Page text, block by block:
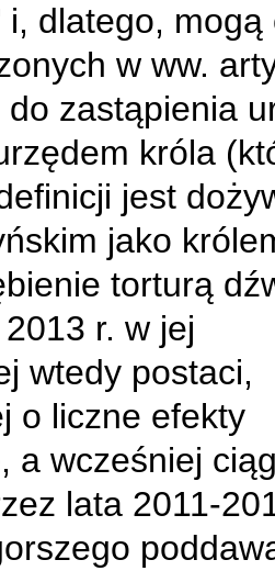
i, dlatego, mogą
w ww.
zastąpienia
króla
jest
jako
torturą
r. w jej
wtedy postaci,
o liczne efekty
a wcześniej
lata 2011-